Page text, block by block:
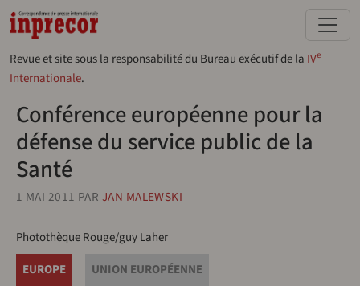
Aller au contenu principal
Revue et site sous la responsabilité du Bureau exécutif de la IVe
Internationale.
Conférence européenne pour la
défense du service public de la
Santé
1 MAI 2011 PAR JAN MALEWSKI
Photothèque Rouge/guy Laher
EUROPE
UNION EUROPÉENNE